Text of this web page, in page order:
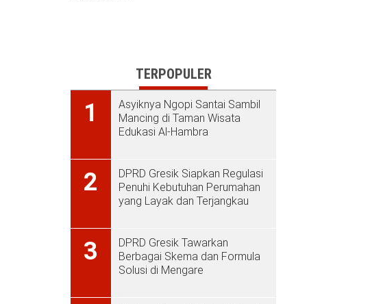
TERPOPULER
1
Asyiknya Ngopi Santai Sambil
Mancing di Taman Wisata
Edukasi Al-Hambra
2
DPRD Gresik Siapkan Regulasi
Penuhi Kebutuhan Perumahan
yang Layak dan Terjangkau
3
DPRD Gresik Tawarkan
Berbagai Skema dan Formula
Solusi di Mengare